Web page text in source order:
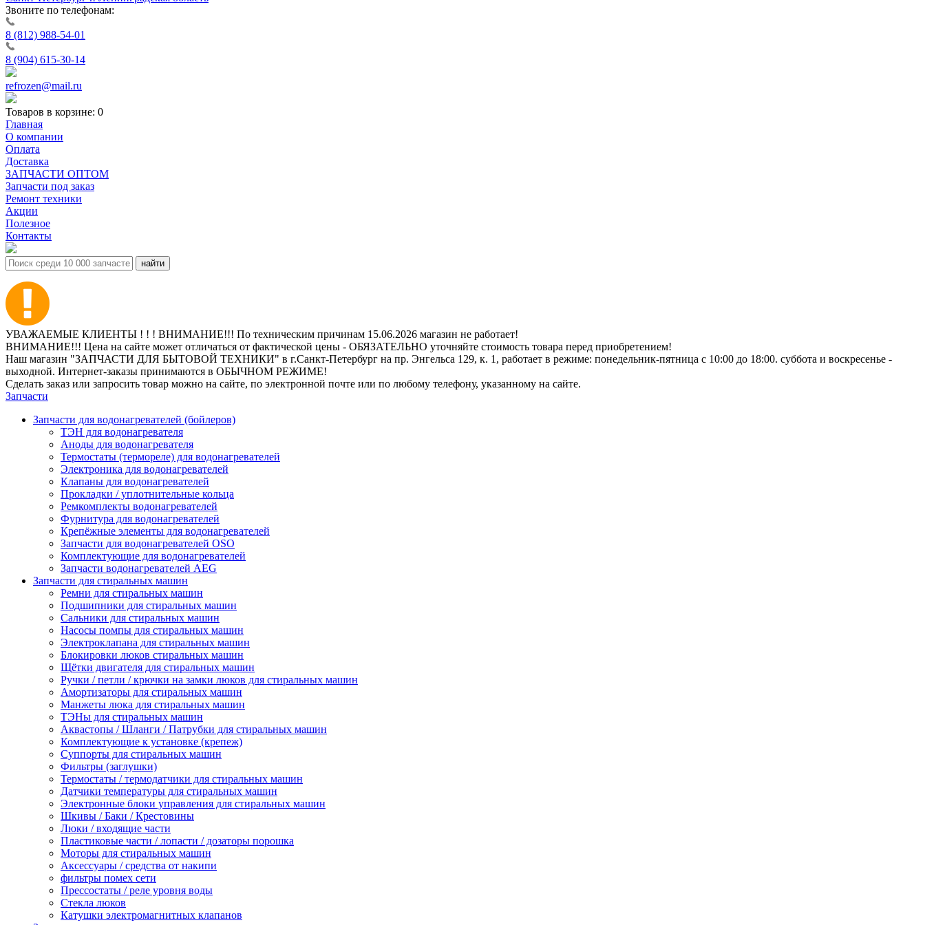
Звоните по телефонам:
8 (812) 988-54-01
8 (904) 615-30-14
refrozen@mail.ru
Товаров в корзине: 0
Главная
О компании
Оплата
Доставка
ЗАПЧАСТИ ОПТОМ
Запчасти под заказ
Ремонт техники
Акции
Полезное
Контакты
УВАЖАЕМЫЕ КЛИЕНТЫ ! ! ! ВНИМАНИЕ!!! По техническим причинам 15.06.2026 магазин не работает!
ВНИМАНИЕ!!! Цена на сайте может отличаться от фактической цены - ОБЯЗАТЕЛЬНО уточняйте стоимость товара перед приобретением!
Наш магазин "ЗАПЧАСТИ ДЛЯ БЫТОВОЙ ТЕХНИКИ" в г.Санкт-Петербург на пр. Энгельса 129, к. 1, работает в режиме: понедельник-пятница с 10:00 до 18:00. суббота и воскресенье -
выходной. Интернет-заказы принимаются в ОБЫЧНОМ РЕЖИМЕ!
Сделать заказ или запросить товар можно на сайте, по электронной почте или по любому телефону, указанному на сайте.
Запчасти
Запчасти для водонагревателей (бойлеров)
ТЭН для водонагревателя
Аноды для водонагревателя
Термостаты (термореле) для водонагревателей
Электроника для водонагревателей
Клапаны для водонагревателей
Прокладки / уплотнительные кольца
Ремкомплекты водонагревателей
Фурнитура для водонагревателей
Крепёжные элементы для водонагревателей
Запчасти для водонагревателей OSO
Комплектующие для водонагревателей
Запчасти водонагревателей AEG
Запчасти для стиральных машин
Ремни для стиральных машин
Подшипники для стиральных машин
Сальники для стиральных машин
Насосы помпы для стиральных машин
Электроклапана для стиральных машин
Блокировки люков стиральных машин
Щётки двигателя для стиральных машин
Ручки / петли / крючки на замки люков для стиральных машин
Амортизаторы для стиральных машин
Манжеты люка для стиральных машин
ТЭНы для стиральных машин
Аквастопы / Шланги / Патрубки для стиральных машин
Комплектующие к установке (крепеж)
Суппорты для стиральных машин
Фильтры (заглушки)
Термостаты / термодатчики для стиральных машин
Датчики температуры для стиральных машин
Электронные блоки управления для стиральных машин
Шкивы / Баки / Крестовины
Люки / входящие части
Пластиковые части / лопасти / дозаторы порошка
Моторы для стиральных машин
Аксессуары / средства от накипи
фильтры помех сети
Прессостаты / реле уровня воды
Стекла люков
Катушки электромагнитных клапанов